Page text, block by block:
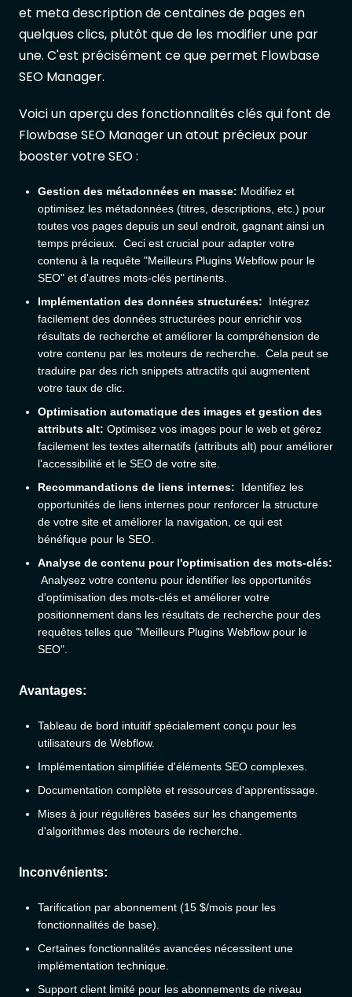
et meta description de centaines de pages en
quelques clics, plutôt que de les modifier une par
une. C'est précisément ce que permet Flowbase
SEO Manager.
Voici un aperçu des fonctionnalités clés qui font de
Flowbase SEO Manager un atout précieux pour
booster votre SEO :
Gestion des métadonnées en masse: Modifiez et
optimisez les métadonnées (titres, descriptions, etc.) pour
toutes vos pages depuis un seul endroit, gagnant ainsi un
temps précieux. Ceci est crucial pour adapter votre
contenu à la requête "Meilleurs Plugins Webflow pour le
SEO" et d'autres mots-clés pertinents.
Implémentation des données structurées: Intégrez
facilement des données structurées pour enrichir vos
résultats de recherche et améliorer la compréhension de
votre contenu par les moteurs de recherche. Cela peut se
traduire par des rich snippets attractifs qui augmentent
votre taux de clic.
Optimisation automatique des images et gestion des
attributs alt: Optimisez vos images pour le web et gérez
facilement les textes alternatifs (attributs alt) pour améliorer
l'accessibilité et le SEO de votre site.
Recommandations de liens internes: Identifiez les
opportunités de liens internes pour renforcer la structure
de votre site et améliorer la navigation, ce qui est
bénéfique pour le SEO.
Analyse de contenu pour l'optimisation des mots-clés:
Analysez votre contenu pour identifier les opportunités
d'optimisation des mots-clés et améliorer votre
positionnement dans les résultats de recherche pour des
requêtes telles que "Meilleurs Plugins Webflow pour le
SEO".
Avantages:
Tableau de bord intuitif spécialement conçu pour les
utilisateurs de Webflow.
Implémentation simplifiée d'éléments SEO complexes.
Documentation complète et ressources d'apprentissage.
Mises à jour régulières basées sur les changements
d'algorithmes des moteurs de recherche.
Inconvénients:
Tarification par abonnement (15 $/mois pour les
fonctionnalités de base).
Certaines fonctionnalités avancées nécessitent une
implémentation technique.
Support client limité pour les abonnements de niveau